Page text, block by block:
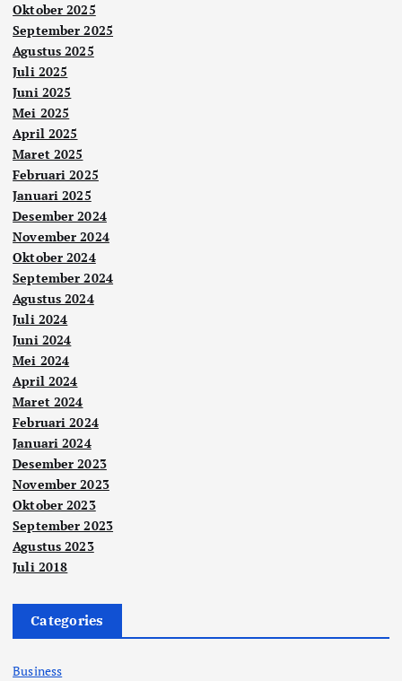
Oktober 2025
September 2025
Agustus 2025
Juli 2025
Juni 2025
Mei 2025
April 2025
Maret 2025
Februari 2025
Januari 2025
Desember 2024
November 2024
Oktober 2024
September 2024
Agustus 2024
Juli 2024
Juni 2024
Mei 2024
April 2024
Maret 2024
Februari 2024
Januari 2024
Desember 2023
November 2023
Oktober 2023
September 2023
Agustus 2023
Juli 2018
Categories
Business